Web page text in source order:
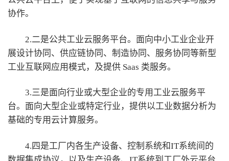
协作。
2.二是公共工业云服务平台。面向中小工业企业开
展设计协同、供应链协同、制造协同、服务协同等新型
工业互联网应用模式，及提供 Saas 类服务。
3.三是面向行业或大型企业的专用工业云服务平
台。面向大型企业或特定行业，提供以工业数据分析为
基础的专用云计算服务。
4.四是工厂内各生产设备、控制系统和IT系统间的